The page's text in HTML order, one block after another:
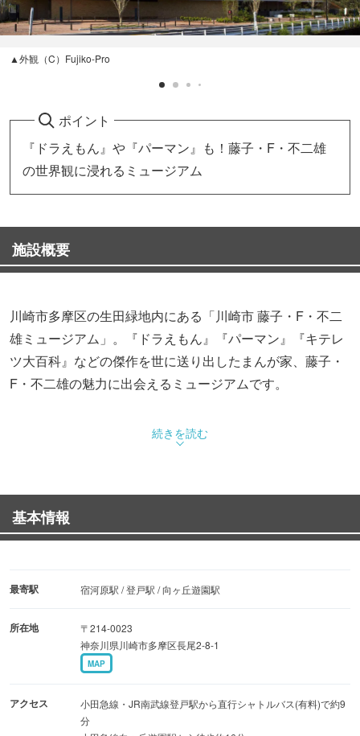
▲外観（C）Fujiko-Pro
ポイント
『ドラえもん』や『パーマン』も！藤子・F・不二雄
の世界観に浸れるミュージアム
施設概要
川崎市多摩区の生田緑地内にある「川崎市 藤子・F・不二
雄ミュージアム」。『ドラえもん』『パーマン』『キテレ
ツ大百科』などの傑作を世に送り出したまんが家、藤子・
F・不二雄の魅力に出会えるミュージアムです。
長年、同氏が川崎市多摩区に住んでいたことからこの地に
建てられた同館。地上2階＋屋上から成る館内では、同氏
1階「展示室Ⅰ」では、まんが原画をはじめコミックスの
カバーなどのために描きおろされたカラー原画など紹介。
示。頭上に設置された巨大な本棚にある膨大な資料の数々
2階「どうぶつたちの部屋」では、同氏の切り絵作品をも
とに制作された動物たちのオブジェがお出迎え。奥に見え
る“どこでもドア”をくぐると、企画展などを実施する「展
示室Ⅱ」へと進めます。
続きを読む
基本情報
最寄駅 宿河原駅 / 登戸駅 / 向ヶ丘遊園駅
所在地
〒214-0023
神奈川県川崎市多摩区長尾2-8-1
MAP
アクセス
小田急線・JR南武線登戸駅から直行シャトルバス(有料)で約9
分